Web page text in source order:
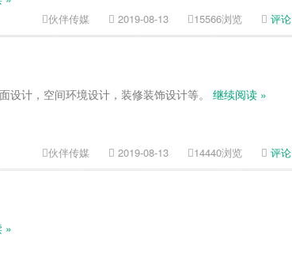
伙伴传媒 2019-08-13 15566浏览 评论
设计，空间环境设计，装修装饰设计等。 继续阅读 »
伙伴传媒 2019-08-13 14440浏览 评论
»